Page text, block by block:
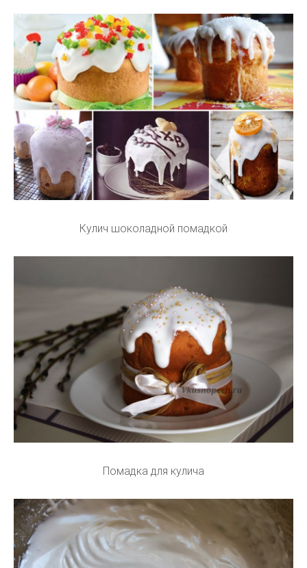
Кулич шоколадной помадкой
Помадка для кулича